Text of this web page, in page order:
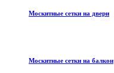
Москитные сетки на двери
Москитные сетки на балкон